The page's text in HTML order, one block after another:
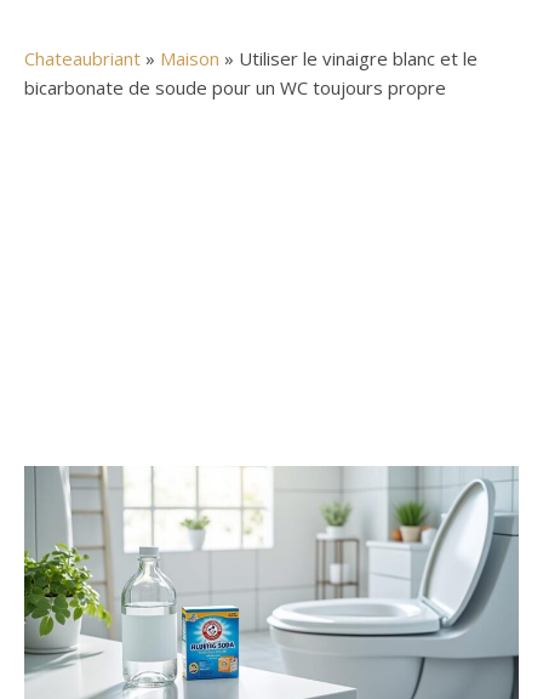
Chateaubriant » Maison » Utiliser le vinaigre blanc et le
bicarbonate de soude pour un WC toujours propre